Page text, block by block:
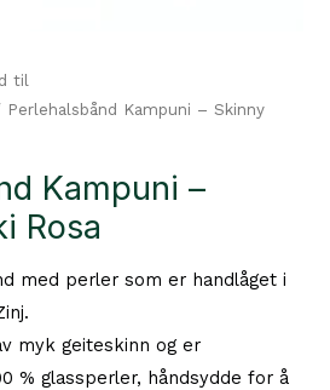
til
Perlehalsbånd Kampuni – Skinny
Kampuni –
Rosa
med perler som er handlåget i
myk geiteskinn og er
% glassperler, håndsydde for å